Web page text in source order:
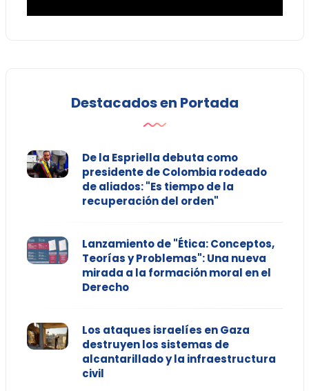
Destacados en Portada
De la Espriella debuta como
presidente de Colombia rodeado
de aliados: "Es tiempo de la
recuperación del orden"
Lanzamiento de "Ética: Conceptos,
Teorías y Problemas": Una nueva
mirada a la formación moral en el
Derecho
Los ataques israelíes en Gaza
destruyen los sistemas de
alcantarillado y la infraestructura
civil